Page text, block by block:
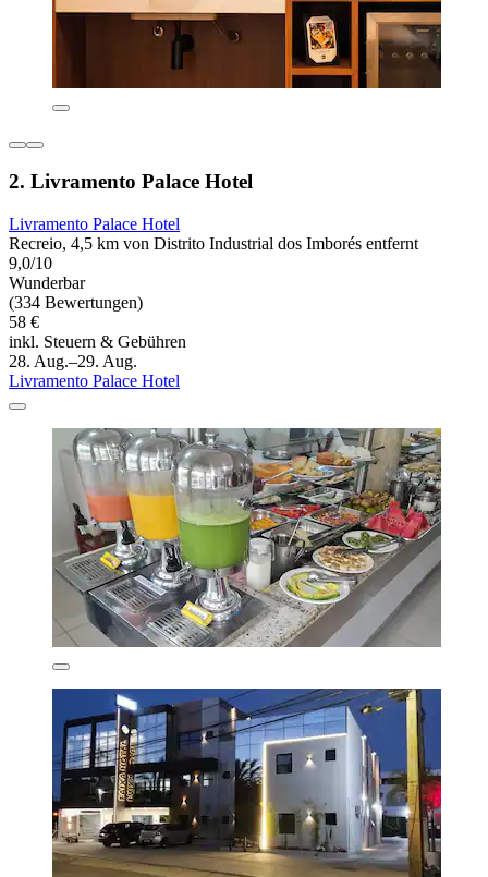
2. Livramento Palace Hotel
Livramento Palace Hotel
Recreio, 4,5 km von Distrito Industrial dos Imborés entfernt
9,0/10
Wunderbar
(334 Bewertungen)
58 €
inkl. Steuern & Gebühren
28. Aug.–29. Aug.
Livramento Palace Hotel